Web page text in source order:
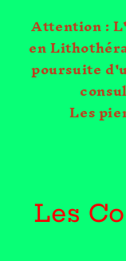
Attention :
en
poursuite
Les
Les